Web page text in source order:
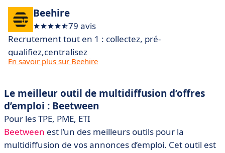
Beehire
79 avis
Recrutement tout en 1 : collectez, pré-
qualifiez,centralisez
En savoir plus sur Beehire
Le meilleur outil de multidiffusion d’offres
d’emploi : Beetween
Pour les TPE, PME, ETI
Beetween est l’un des meilleurs outils pour la
multidiffusion de vos annonces d’emploi. Cet outil est